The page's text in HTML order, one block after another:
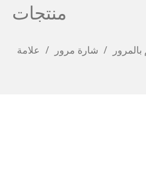
منتجات
/ شارة مرور / علامة